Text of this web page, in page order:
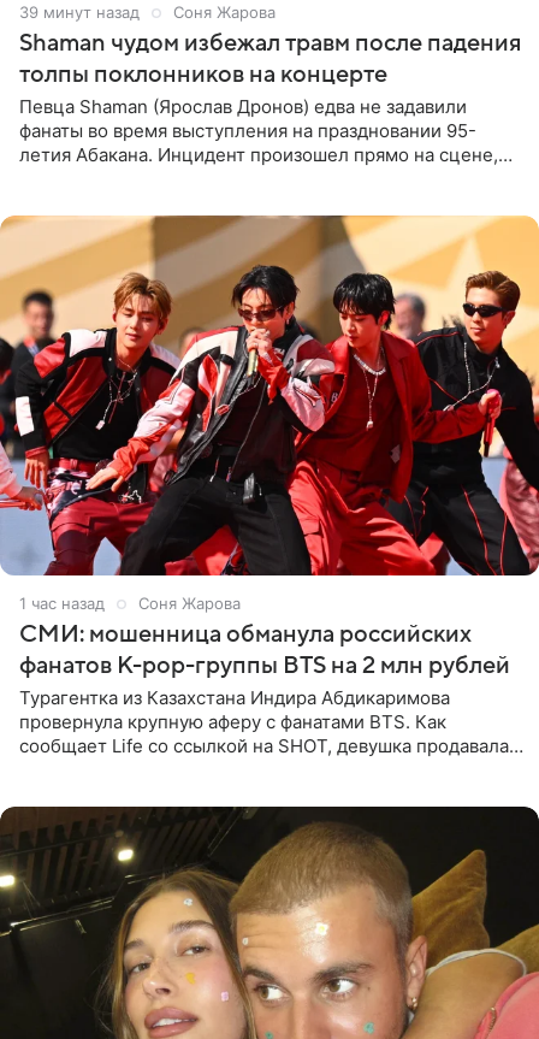
39 минут назад Соня Жарова
Shaman чудом избежал травм после падения
толпы поклонников на концерте
Певца Shaman (Ярослав Дронов) едва не задавили
фанаты во время выступления на праздновании 95-
летия Абакана. Инцидент произошел прямо на сцене,
1 час назад Соня Жарова
СМИ: мошенница обманула российских
фанатов K-pop-группы BTS на 2 млн рублей
Турагентка из Казахстана Индира Абдикаримова
провернула крупную аферу с фанатами BTS. Как
сообщает Life со ссылкой на SHOT, девушка продавала